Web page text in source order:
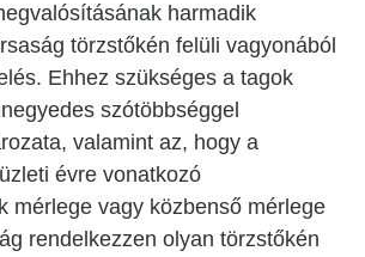
harmadik
törzstőkén felüli vagyonából
Ehhez szükséges a tagok
szótöbbséggel
valamint az, hogy a
évre vonatkozó
mérlege vagy közbenső mérlege
rendelkezzen olyan törzstőkén